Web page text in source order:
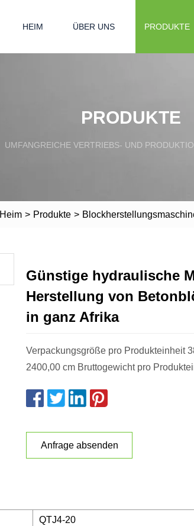
HEIM ÜBER UNS PRODUKTE
PRODUKTE
UMFANGREICHE VERTRIEBS- UND
Heim > Produkte >
Günstige hydraulische
Herstellung von
in ganz Afrika
Verpackungsgröße pro Produkteinheit
2400,00 cm Bruttogewicht pro
Anfrage absenden
QTJ4-20